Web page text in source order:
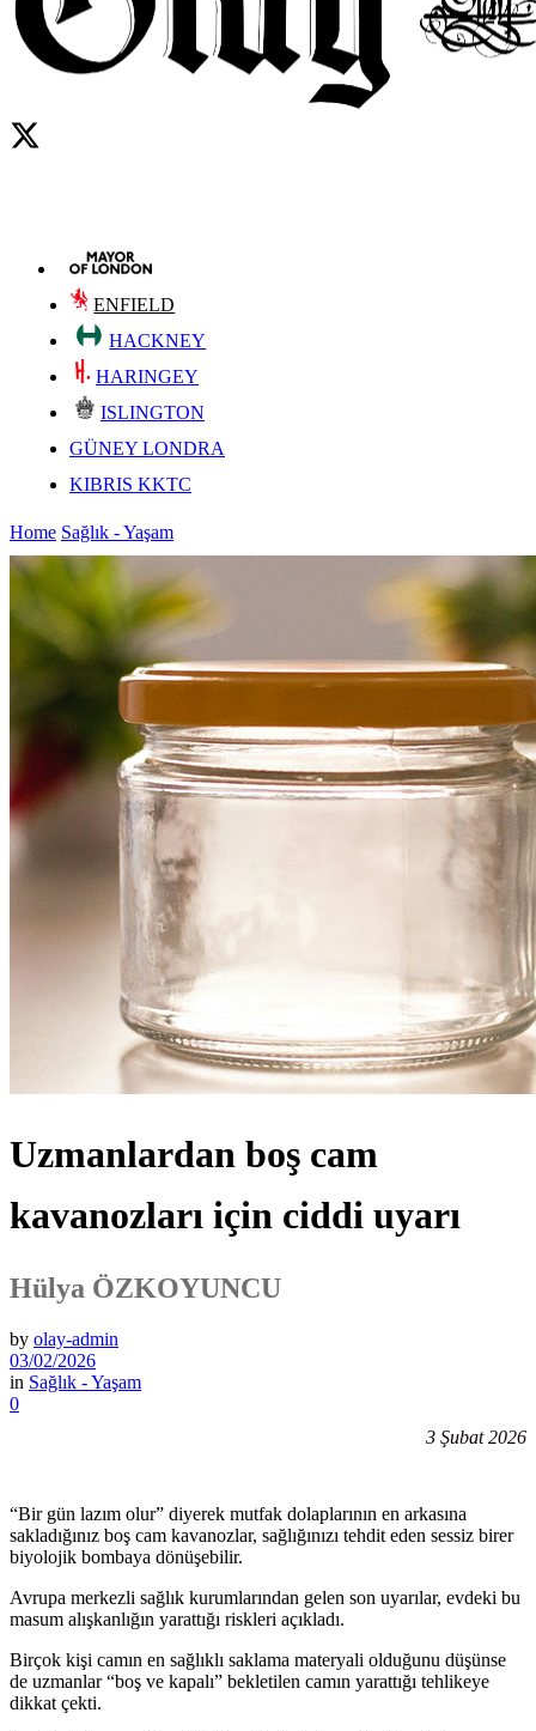
ENFIELD
HACKNEY
HARINGEY
ISLINGTON
GÜNEY LONDRA
KIBRIS KKTC
Home Sağlık - Yaşam
Uzmanlardan boş cam
kavanozları için ciddi uyarı
Hülya ÖZKOYUNCU
by olay-admin
03/02/2026
in Sağlık - Yaşam
0
3 Şubat 2026
“Bir gün lazım olur” diyerek mutfak dolaplarının en arkasına
sakladığınız boş cam kavanozlar, sağlığınızı tehdit eden sessiz birer
biyolojik bombaya dönüşebilir.
Avrupa merkezli sağlık kurumlarından gelen son uyarılar, evdeki bu
masum alışkanlığın yarattığı riskleri açıkladı.
Birçok kişi camın en sağlıklı saklama materyali olduğunu düşünse
de uzmanlar “boş ve kapalı” bekletilen camın yarattığı tehlikeye
dikkat çekti.